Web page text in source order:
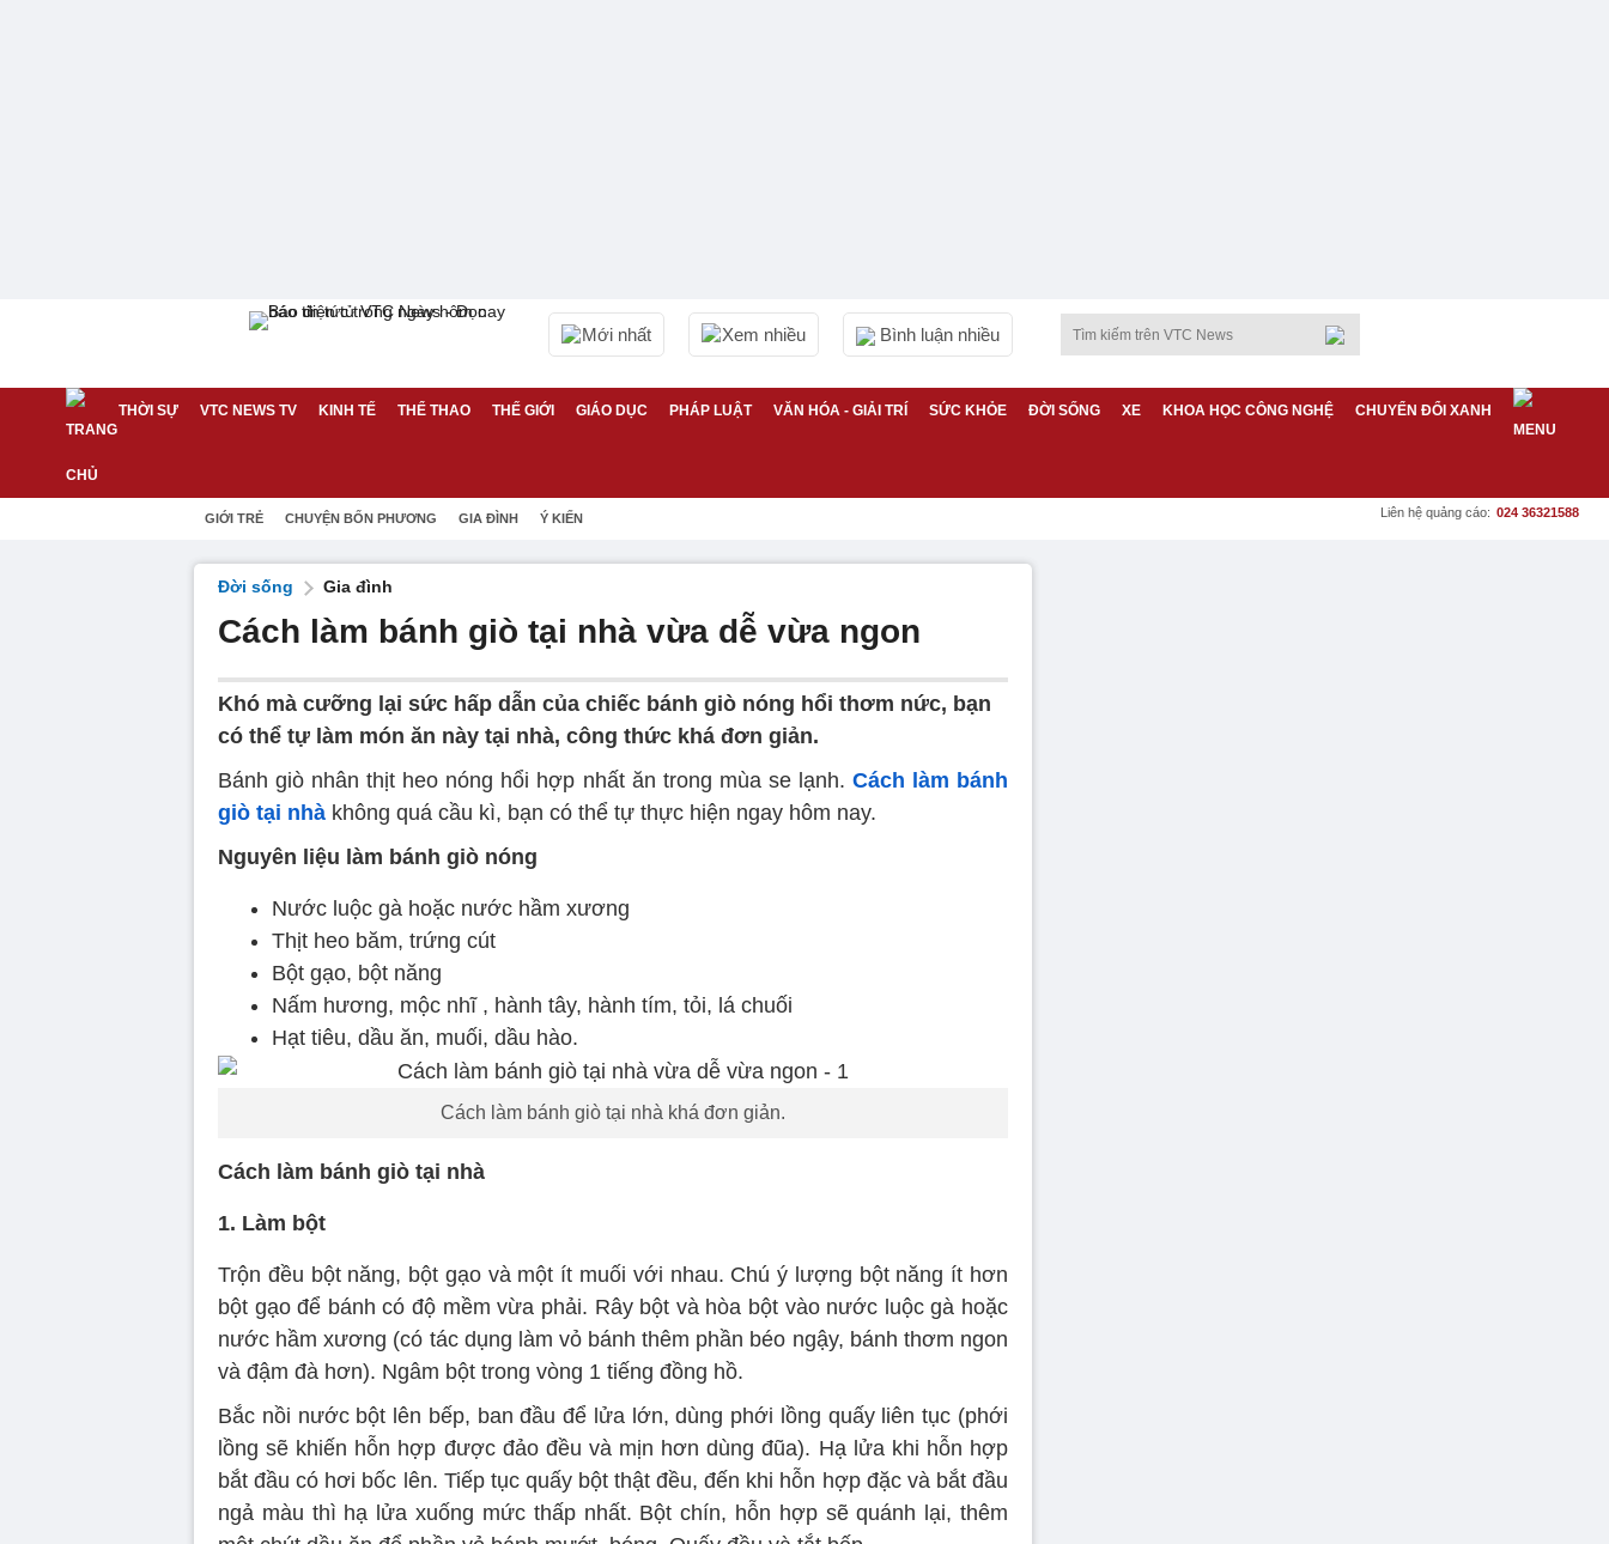
Mới nhất Xem nhiều Bình luận nhiều
THỜI SỰ VTC NEWS TV KINH TẾ THỂ THAO THẾ GIỚI GIÁO DỤC PHÁP LUẬT VĂN HÓA - GIẢI TRÍ SỨC KHỎE ĐỜI SỐNG XE KHOA HỌC CÔNG NGHỆ CHUYỂN ĐỔI XANH
GIỚI TRẺ CHUYỆN BỐN PHƯƠNG GIA ĐÌNH Ý KIẾN Liên hệ quảng cáo: 024 36321588
Đời sống Gia đình
Cách làm bánh giò tại nhà vừa dễ vừa ngon
Khó mà cưỡng lại sức hấp dẫn của chiếc bánh giò nóng hổi thơm nức, bạn
có thể tự làm món ăn này tại nhà, công thức khá đơn giản.
Bánh giò nhân thịt heo nóng hổi hợp nhất ăn trong mùa se lạnh. Cách làm bánh
giò tại nhà không quá cầu kì, bạn có thể tự thực hiện ngay hôm nay.
Nguyên liệu làm bánh giò nóng
Nước luộc gà hoặc nước hầm xương
Thịt heo băm, trứng cút
Bột gạo, bột năng
Nấm hương, mộc nhĩ , hành tây, hành tím, tỏi, lá chuối
Hạt tiêu, dầu ăn, muối, dầu hào.
Cách làm bánh giò tại nhà khá đơn giản.
Cách làm bánh giò tại nhà
1. Làm bột
Trộn đều bột năng, bột gạo và một ít muối với nhau. Chú ý lượng bột năng ít hơn
bột gạo để bánh có độ mềm vừa phải. Rây bột và hòa bột vào nước luộc gà hoặc
nước hầm xương (có tác dụng làm vỏ bánh thêm phần béo ngậy, bánh thơm ngon
và đậm đà hơn). Ngâm bột trong vòng 1 tiếng đồng hồ.
Bắc nồi nước bột lên bếp, ban đầu để lửa lớn, dùng phới lồng quấy liên tục (phới
lồng sẽ khiến hỗn hợp được đảo đều và mịn hơn dùng đũa). Hạ lửa khi hỗn hợp
bắt đầu có hơi bốc lên. Tiếp tục quấy bột thật đều, đến khi hỗn hợp đặc và bắt đầu
ngả màu thì hạ lửa xuống mức thấp nhất. Bột chín, hỗn hợp sẽ quánh lại, thêm